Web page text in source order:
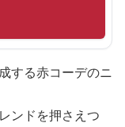
する赤コーデのニ
ンドを押さえつ